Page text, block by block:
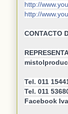
http://
http://
CONTACTO
Tel. 011
Tel. 011
Facebook